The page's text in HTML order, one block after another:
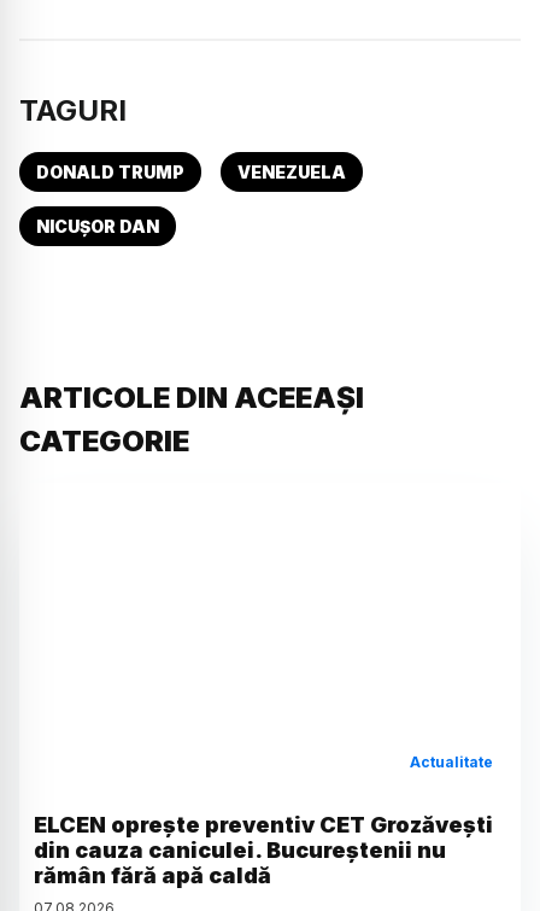
TAGURI
DONALD TRUMP VENEZUELA
NICUȘOR DAN
ARTICOLE DIN ACEEAȘI
CATEGORIE
Actualitate
ELCEN oprește preventiv CET Grozăvești
din cauza caniculei. Bucureștenii nu
rămân fără apă caldă